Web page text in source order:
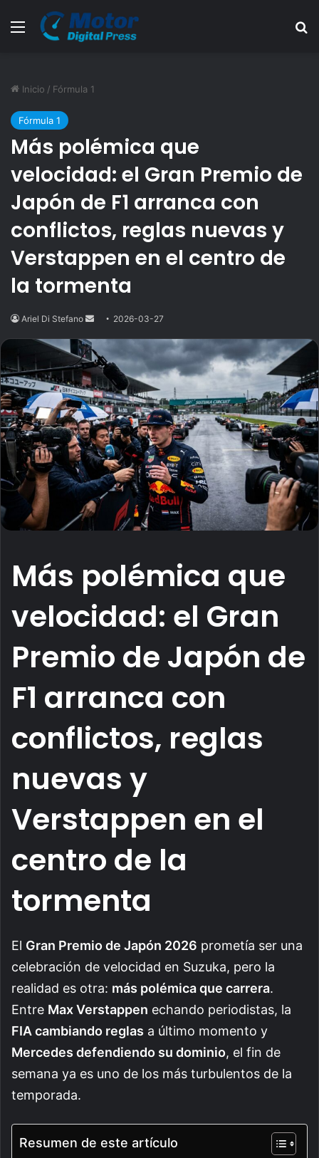
Menú
Inicio / Fórmula 1
Fórmula 1
Más polémica que
velocidad: el Gran Premio de
Japón de F1 arranca con
conflictos, reglas nuevas y
Verstappen en el centro de
la tormenta
Ariel Di Stefano
Send
email
2026-03-27
Más polémica que
velocidad: el Gran
Premio de Japón de
F1 arranca con
conflictos, reglas
nuevas y
Verstappen en el
centro de la
tormenta
El Gran Premio de Japón 2026 prometía ser una
celebración de velocidad en Suzuka, pero la
realidad es otra: más polémica que carrera.
Entre Max Verstappen echando periodistas, la
FIA cambiando reglas a último momento y
Mercedes defendiendo su dominio, el fin de
semana ya es uno de los más turbulentos de la
temporada.
Resumen de este artículo